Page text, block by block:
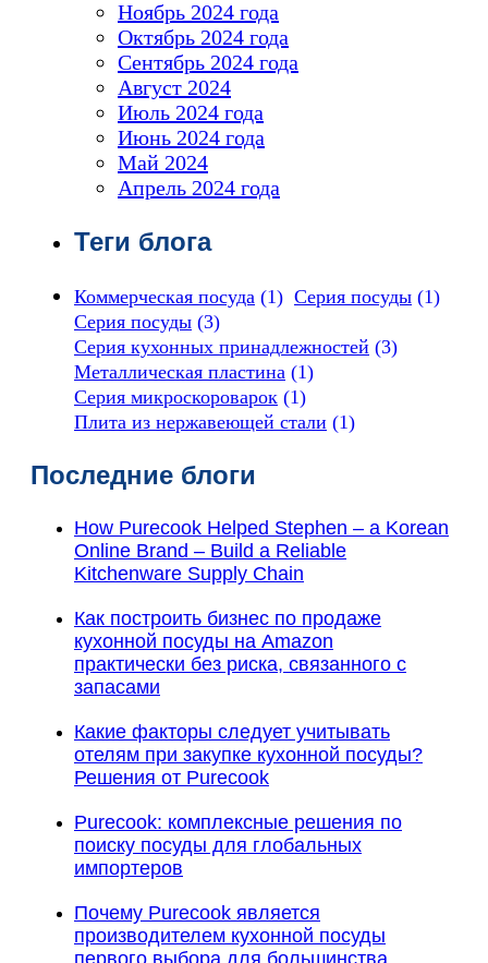
Ноябрь 2024 года
Октябрь 2024 года
Сентябрь 2024 года
Август 2024
Июль 2024 года
Июнь 2024 года
Май 2024
Апрель 2024 года
Теги блога
Коммерческая посуда (1) Серия посуды (1)
Серия посуды (3)
Серия кухонных принадлежностей (3)
Металлическая пластина (1)
Серия микроскороварок (1)
Плита из нержавеющей стали (1)
Последние блоги
How Purecook Helped Stephen – a Korean
Online Brand – Build a Reliable
Kitchenware Supply Chain
Как построить бизнес по продаже
кухонной посуды на Amazon
практически без риска, связанного с
запасами
Какие факторы следует учитывать
отелям при закупке кухонной посуды?
Решения от Purecook
Purecook: комплексные решения по
поиску посуды для глобальных
импортеров
Почему Purecook является
производителем кухонной посуды
первого выбора для большинства